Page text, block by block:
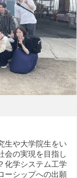
生や大学院生をい
会の実現を目指し
化学システム工学
ーシップへの出願